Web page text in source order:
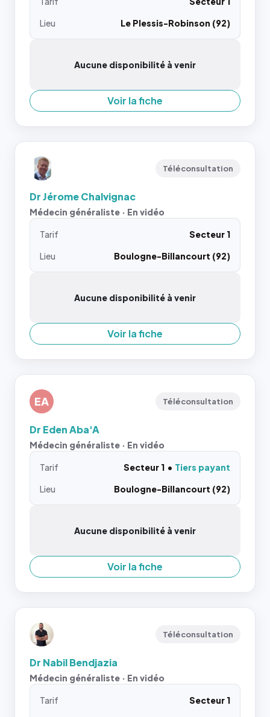
Lieu
Le Plessis-Robinson (92)
Aucune disponibilité à venir
Voir la fiche
Téléconsultation
Dr Jérome Chalvignac
Médecin généraliste · En vidéo
Tarif
Secteur 1
Lieu
Boulogne-Billancourt (92)
Aucune disponibilité à venir
Voir la fiche
EA Téléconsultation
Dr Eden Aba'A
Médecin généraliste · En vidéo
Tarif Secteur 1
Tiers payant
Lieu
Boulogne-Billancourt (92)
Aucune disponibilité à venir
Voir la fiche
Téléconsultation
Dr Nabil Bendjazia
Médecin généraliste · En vidéo
Tarif
Secteur 1